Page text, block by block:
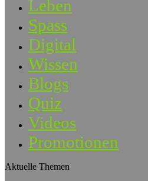
Leben
Spass
Digital
Wissen
Blogs
Quiz
Videos
Promotionen
Aktuelle Themen